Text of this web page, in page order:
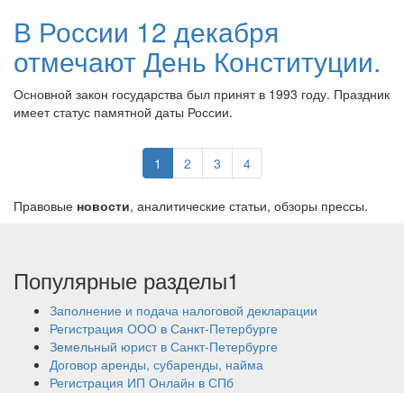
В России 12 декабря
отмечают День Конституции.
Основной закон государства был принят в 1993 году. Праздник
имеет статус памятной даты России.
1 2 3 4
Правовые новости, аналитические статьи, обзоры прессы.
Популярные разделы1
Заполнение и подача налоговой декларации
Регистрация ООО в Санкт-Петербурге
Земельный юрист в Санкт-Петербурге
Договор аренды, субаренды, найма
Регистрация ИП Онлайн в СПб